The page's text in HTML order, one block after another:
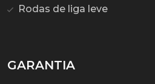
Rodas de liga leve
GARANTIA